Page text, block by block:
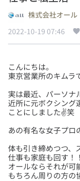
株式会社オール
2022-10-19 07:46
こんにちは。
実は最近、パーソナ
近所に元ボクシング
体も引き締めつつ
仕事も家庭も回す！！
オールならそれが可
もちろん周りの方の